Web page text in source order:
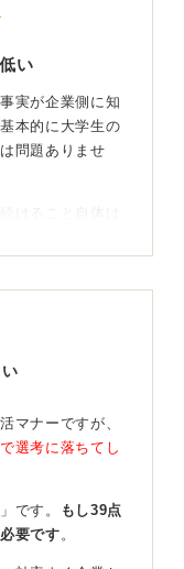
い
実が企業側に知
本的に大学生の
問題ありませ
けること自体は
とは通常ありま
は明確な理由
。ただし、内定
度の高い企業が
もよりますが、
推奨されませ
マナーですが、
選考に落ちてし
」です。
もし39点
要です。